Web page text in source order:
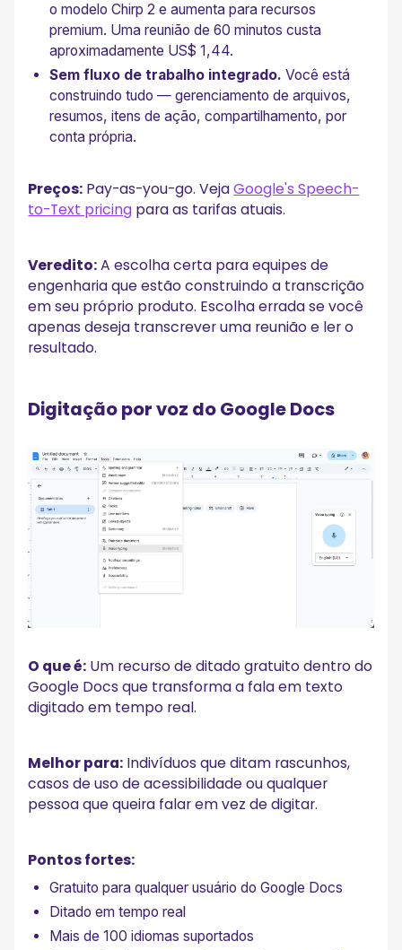
o modelo Chirp 2 e aumenta para recursos
premium. Uma reunião de 60 minutos custa
aproximadamente US$ 1,44.
Sem fluxo de trabalho integrado. Você está
construindo tudo — gerenciamento de arquivos,
resumos, itens de ação, compartilhamento, por
conta própria.
Preços: Pay-as-you-go. VejaGoogle's Speech-
to-Text pricing para as tarifas atuais.
Veredito:A escolha certa para equipes de
engenharia que estão construindo a transcrição
em seu próprio produto. Escolha errada se você
apenas deseja transcrever uma reunião e ler o
resultado.
Digitação por voz do Google Docs
O que é: Um recurso de ditado gratuito dentro do
Google Docs que transforma a fala em texto
digitado em tempo real.
Melhor para: Indivíduos que ditam rascunhos,
casos de uso de acessibilidade ou qualquer
pessoa que queira falar em vez de digitar.
Pontos fortes:
Gratuito para qualquer usuário do Google Docs
Ditado em tempo real
Mais de 100 idiomas suportados